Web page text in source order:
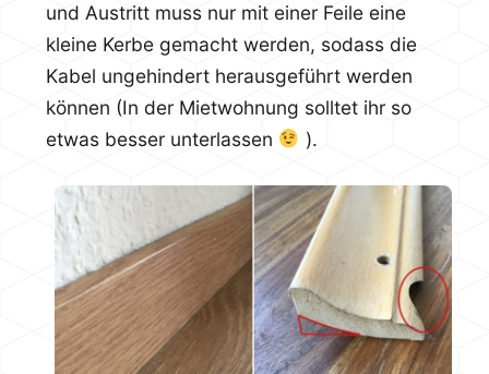
und Austritt muss nur mit einer Feile eine
kleine Kerbe gemacht werden, sodass die
Kabel ungehindert herausgeführt werden
können (In der Mietwohnung solltet ihr so
etwas besser unterlassen
).